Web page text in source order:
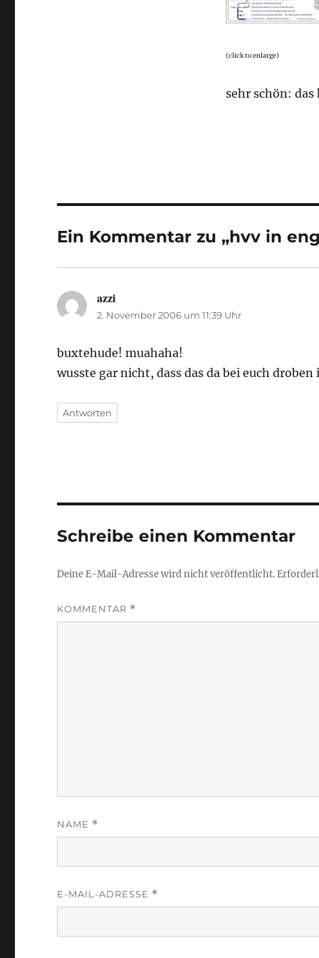
(click to enlarge)
sehr schön:
Ein Kommentar zu „hvv in
azzi
2. November 2006 um 11:39 Uhr
buxtehude! muahaha!
wusste gar nicht, dass das da bei euch
Antworten
Schreibe einen Kommentar
Deine E-Mail-Adresse wird nicht veröffentlicht.
KOMMENTAR *
NAME *
E-MAIL-ADRESSE *